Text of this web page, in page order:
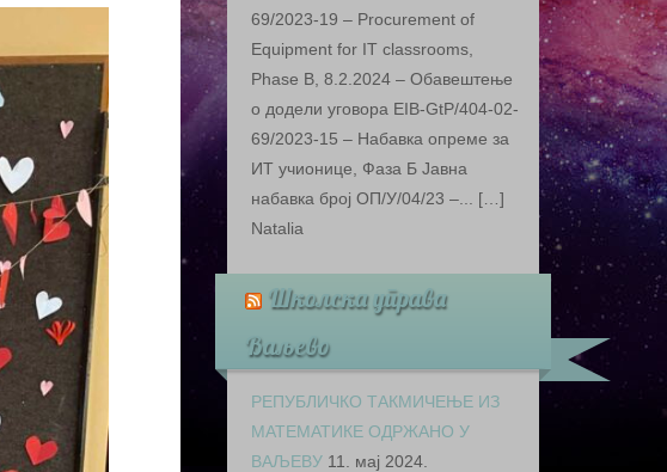
69/2023-19 – Procurement of
Equipment for IT classrooms,
Phase B, 8.2.2024 – Обавештење
о додели уговора EIB-GtP/404-02-
69/2023-15 – Набавка опреме за
ИТ учионице, Фаза Б Jавна
набaвка број ОП/У/04/23 –... […]
Natalia
Школска управа
Ваљево
РЕПУБЛИЧКО ТАКМИЧЕЊЕ ИЗ
МАТЕМАТИКЕ ОДРЖАНО У
ВАЉЕВУ 11. мај 2024.